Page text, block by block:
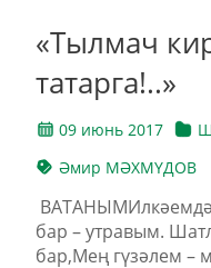
«Тылмач
татарга!..»
09 июнь 2017
Әмир МӘХМҮДОВ
бар – утравым.
бар,Мең гүзәлем –